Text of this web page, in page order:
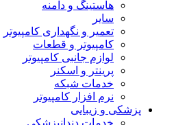
هاستینگ و دامنه
سایر
تعمیر و نگهداری کامپیوتر
کامپیوتر و قطعات
لوازم جانبی کامپیوتر
پرینتر و اسکنر
خدمات شبکه
نرم افزار کامپیوتر
پزشکی و زیبایی